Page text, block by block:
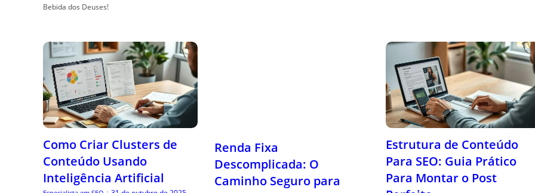
Bebida dos Deuses!
Como Criar Clusters de
Conteúdo Usando
Inteligência Artificial
Renda Fixa
Descomplicada: O
Caminho Seguro para
Estrutura de Conteúdo
Para SEO: Guia Prático
Para Montar o Post